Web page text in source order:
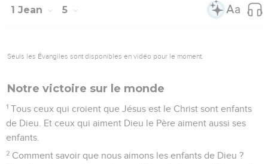
1 Jean 5
Seuls les Évangiles sont disponibles en vidéo pour le moment.
Notre victoire sur le monde
1 Tous ceux qui croient que Jésus est le Christ sont enfants
de Dieu. Et ceux qui aiment Dieu le Père aiment aussi ses
enfants.
2 Comment savoir que nous aimons les enfants de Dieu ?